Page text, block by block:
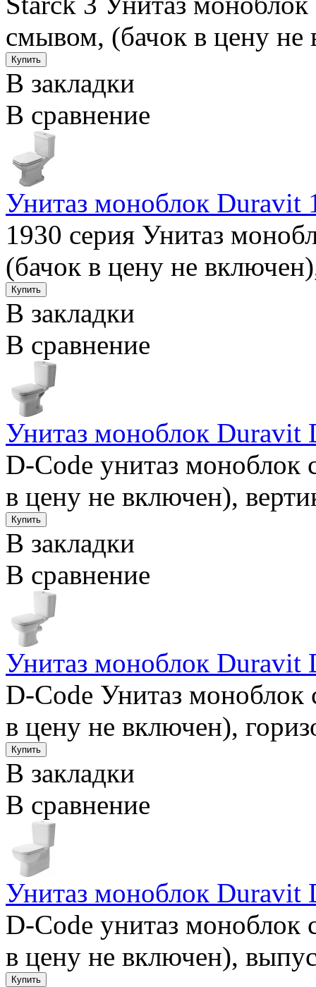
смывом, (бачок в цену не
В закладки
В сравнение
Унитаз моноблок Duravit
1930 серия Унитаз
(бачок в цену не
В закладки
В сравнение
Унитаз моноблок Duravit
D-Code унитаз моноблок
в цену не включен),
В закладки
В сравнение
Унитаз моноблок Duravit
D-Code Унитаз
в цену не включен),
В закладки
В сравнение
Унитаз моноблок Duravit
D-Code унитаз моноблок
в цену не включен),